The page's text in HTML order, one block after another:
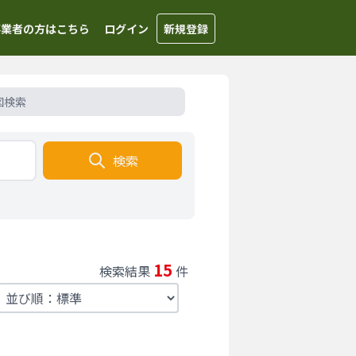
者の方はこちら ログイン 新規登録
検索
検索
検索結果 15 件